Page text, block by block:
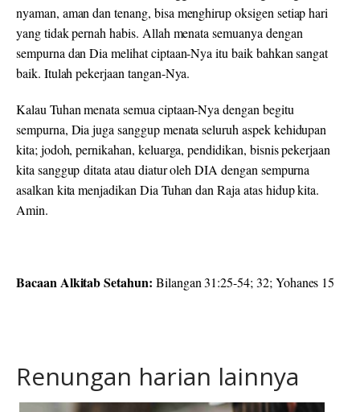
nyaman, aman dan tenang, bisa menghirup oksigen setiap hari
yang tidak pernah habis. Allah menata semuanya dengan
sempurna dan Dia melihat ciptaan-Nya itu baik bahkan sangat
baik. Itulah pekerjaan tangan-Nya.
Kalau Tuhan menata semua ciptaan-Nya dengan begitu
sempurna, Dia juga sanggup menata seluruh aspek kehidupan
kita; jodoh, pernikahan, keluarga, pendidikan, bisnis pekerjaan
kita sanggup ditata atau diatur oleh DIA dengan sempurna
asalkan kita menjadikan Dia Tuhan dan Raja atas hidup kita.
Amin.
Bacaan Alkitab Setahun: Bilangan 31:25-54; 32; Yohanes 15
Renungan harian lainnya